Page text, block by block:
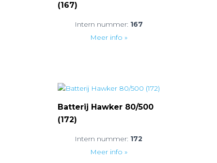
(167)
Intern nummer: 167
Meer info »
Batterij Hawker 80/500
(172)
Intern nummer: 172
Meer info »